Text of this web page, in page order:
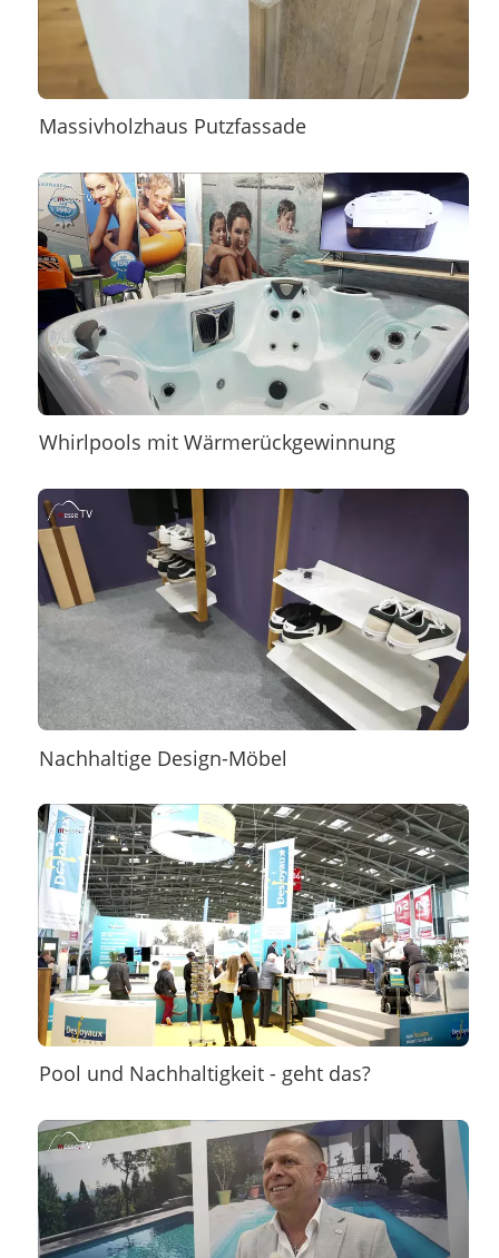
Massivholzhaus Putzfassade
Whirlpools mit Wärmerückgewinnung
Nachhaltige Design-Möbel
Pool und Nachhaltigkeit - geht das?